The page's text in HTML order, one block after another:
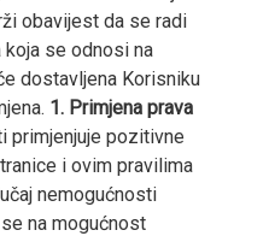
obavijest da se radi
se odnosi na
dostavljena Korisniku
1. Primjena prava
primjenjuje pozitivne
i ovim pravilima
nemogućnosti
na mogućnost